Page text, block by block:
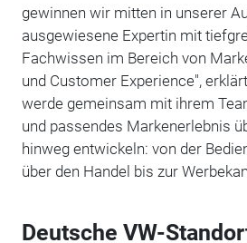
gewinnen wir mitten in unserer
ausgewiesene Expertin mit
Fachwissen im Bereich von
und Customer Experience",
werde gemeinsam mit ihrem
und passendes Markenerlebnis
hinweg entwickeln: von der
über den Handel bis zur
Deutsche VW-